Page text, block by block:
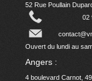
52 Rue Poullain
02
Ouvert du lundi au
Angers :
4 boulevard Carnot,